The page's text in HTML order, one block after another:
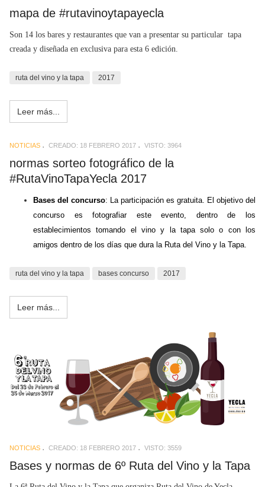
mapa de #rutavinoytapayecla
Son 14 los bares y restaurantes que van a presentar su particular tapa
creada y diseñada en exclusiva para esta 6 edición.
ruta del vino y la tapa 2017
Leer más...
NOTICIAS CREADO: 18 FEBRERO 2017 VISTO: 3964
normas sorteo fotográfico de la
#RutaVinoTapaYecla 2017
Bases del concurso: La participación es gratuita. El objetivo del
concurso esfotografiar este evento, dentro de los
establecimientos tomando el vino y la tapa soloo con los
amigos dentro de los días que dura la Ruta del Vino y la Tapa.
ruta del vino y la tapa bases concurso 2017
Leer más...
NOTICIAS CREADO: 18 FEBRERO 2017 VISTO: 3559
Bases y normas de 6º Ruta del Vino y la Tapa